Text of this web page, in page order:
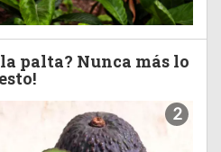
palta? Nunca más lo
2